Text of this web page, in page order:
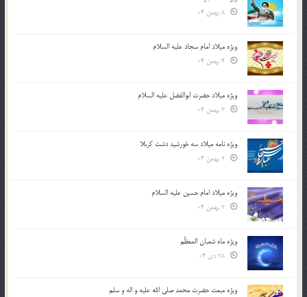
ویژه میلاد امام سجاد علیه السلام
ویژه میلاد حضرت ابوالفضل علیه السلام
ویژه نامه میلاد سه خورشید دشت کربلا
ویژه میلاد امام حسین علیه السلام
ویژه ماه شعبان المعظّم
ویژه مبعث حضرت محمد صلی الله علیه و اله و سلم